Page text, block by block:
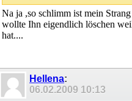
Na ja ,so schlimm ist mein
wollte Ihn eigendlich löschen
hat....
Hellena:
06.02.2009 10:13